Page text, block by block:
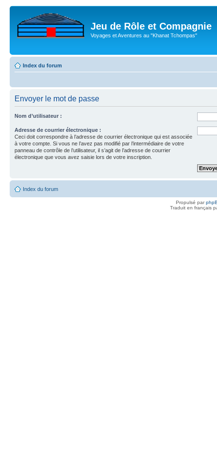
Jeu de Rôle et Compagnie
Voyages et Aventures au "Khanat Tchompas"
Index du forum
Envoyer le mot de passe
Nom d’utilisateur :
Adresse de courrier électronique :
Ceci doit correspondre à l’adresse de courrier électronique qui est associée
à votre compte. Si vous ne l’avez pas modifié par l’intermédiaire de votre
panneau de contrôle de l’utilisateur, il s’agit de l’adresse de courrier
électronique que vous avez saisie lors de votre inscription.
Index du forum
Propulsé par
Traduit en français